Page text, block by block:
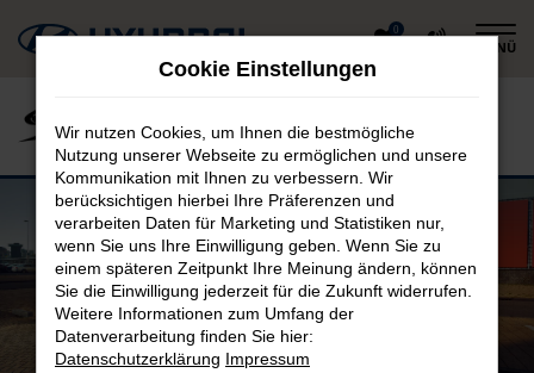
Zum
Hauptinhalt
0
MENÜ
Cookie Einstellungen
Wir nutzen Cookies, um Ihnen die bestmögliche
Nutzung unserer Webseite zu ermöglichen und unsere
Kommunikation mit Ihnen zu verbessern. Wir
berücksichtigen hierbei Ihre Präferenzen und
verarbeiten Daten für Marketing und Statistiken nur,
wenn Sie uns Ihre Einwilligung geben. Wenn Sie zu
einem späteren Zeitpunkt Ihre Meinung ändern, können
Sie die Einwilligung jederzeit für die Zukunft widerrufen.
Weitere Informationen zum Umfang der
Datenverarbeitung finden Sie hier:
Datenschutzerklärung Impressum